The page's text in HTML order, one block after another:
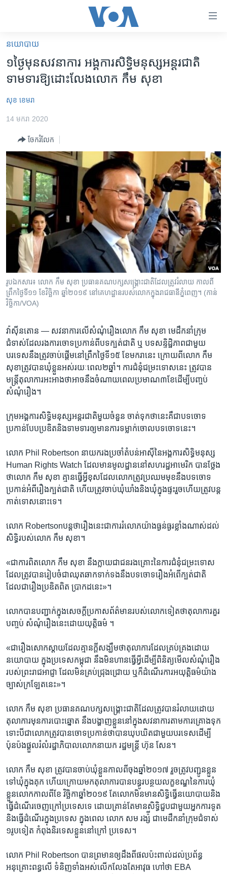
គេហទំព័រ​
ទាក់ទង
និង​
ទំព័រ​
ម្តង
រំលង​
ចូល​
ទៅ​
រចនា
ទៅ​
កាន់​
ស្វែង​
កម្ពុជា
អន្តរជាតិ
កម្ពុជាច្នៃប្រតិដ្ឋ
ព្រឹត្តិការណ៍ព័ត៌មាន
ទូរទស្សន៍ / វីដេអូ​
វិទ្យុ / ផតខាសថ៍
កម្មវិធីទាំងអស់
Khmer English
បណ្តាញ​សង្គម
នយោបាយ
១​ថ្ងៃ​មុន​សវនាការ អង្គការ​សិទ្ធិ​មនុស្ស​អន្តរជាតិ​
ទាមទារ​ឱ្យ​ដោះលែង​លោក ​កឹម សុខា
សុខ ខេមរា
14 មករា 2020
ចែករំលែក
រូបឯកសារ៖ លោក កឹម សុខា ប្រធាន​គណបក្ស​សង្គ្រោះ​ជាតិ​ដែល​ត្រូវ​រំលាយ​ កាល​ពី​
ព្រឹក​ថ្ងៃ​ទី​១១​ ខែ​វិច្ឆិកា ឆ្នាំ​២០១៩ នៅ​គេហដ្ឋាន​របស់​លោក​ក្នុង​រាជធានី​ភ្នំពេញ។ (កាន់
វិច្ឆិកា/VOA)
វ៉ាស៊ីនតោន — សវនាការ​លើ​សំណុំ​រឿង​លោក​ កឹម សុខា ​មេដឹកនាំ​ក្រុម​
ជំទាស់​ដែល​រង​ការ​ចោទប្រកាន់​ពីបទ​ក្បត់ជាតិ‍ ​ឬ​ បទ​សន្ទិដ្ឋិភាព​ជាមួយ​
បរទេស​នឹង​ត្រូវ​ចាប់​ផ្ដើម​នៅ​ព្រឹក​ថ្ងៃ​ទី​១៥ ​ខែ​មករា​នេះ​ ក្រោយ​ពី​លោក​ កឹម
សុខា​ត្រូវ​បាន​ឃុំខ្លួន​អស់​រយៈ​ពេល​២ឆ្នាំ។​ ការ​ជំនុំ​ជម្រះ​ទោស​នេះ ​ត្រូវ​បាន​
មន្ត្រី​តុលាការ​អះអាង​ថា​អាច​នឹង​ចំណាយ​ពេល​ប្រមាណ​៣ខែ​ដើម្បី​បញ្ចប់​
សំណុំ​រឿង។
ក្រុម​អង្គការ​សិទ្ធិ​មនុស្ស​អន្តរជាតិ​មួយ​ចំនួន​ ចាត់​ទុកថា​នេះ​គឺ​ជា​បទ​ចោទ​
ប្រកាន់​បែប​ប្រឌិត​និង​ទាមទារ​ឲ្យ​មាន​ការ​ទម្លាក់​ចោល​បទ​ចោទ​នេះ។
លោក ​Phil Robertson ​នាយក​រង​ប្រចាំ​តំបន់​អាស៊ី​នៃ​អង្គការ​សិទ្ធិ​មនុស្ស​
Human ​Rights ​Watch ដែល​មាន​មូលដ្ឋាន​នៅ​សហរដ្ឋ​អាមេរិក បាន​ថ្លែង​
ថា​លោក​ កឹម សុខា ​គ្មាន​ធ្វើ​អ្វី​ខុស​ដែល​លោក​ត្រូវ​ប្រឈម​មុខ​នឹង​បទ​ចោទ​
ប្រកាន់​អំ​ពី​រឿង​ក្បត់​ជាតិ​ ហើយ​ត្រូវ​ចាប់​ឃុំឃាំង​និង​ឃុំ​ក្នុង​ផ្ទះ​រួច​ហើយ​ត្រូវ​បន្ត​
កាត់​ទោស​នោះ​ទេ។ ​
លោក Robertson​បន្ត​ថា​រឿង​នេះ​ជា​ការ​រំលោភ​យ៉ាង​ធ្ងន់ធ្ងរ​ខ្លាំង​ណាស់​ដល់​
សិទ្ធិ​របស់​លោក​ កឹម សុខា។
«ជា​ការ​ពិត​លោក ​កឹម សុខា ​នឹង​ក្លាយ​ជា​ជន​រងគ្រោះ​នៃ​ការ​ជំនុំជម្រះ​ទោស​
ដែល​ត្រូវ​បាន​រៀបចំ​ជា​ឈុត​ឆាក​ទាក់​ទង​នឹង​បទ​ចោទ​រឿង​អំពើ​ក្បត់ជាតិ​
ដែល​ជា​រឿង​ប្រឌិត​ពិត ប្រាកដ​នេះ‍»។
លោក​បាន​បញ្ជាក់​ក្នុង​សេចក្ដី​ប្រកាស​ព័ត៌មាន​របស់​លោក​ទៀត​ថា​តុលាការ​គួរ​
បញ្ចប់ សំណុំ​រឿង​នេះ​ដោយ​យុត្តិធម៌ ។
«ជា​រឿង​សោកស្ដាយ​ដែល​គ្មាន​ក្ដី​សង្ឃឹម​ថា​តុលាការ​ដែល​គ្រប់គ្រង​ដោយ​
នយោបាយ ក្នុង​ប្រទេស​កម្ពុជា​ នឹង​មិន​ហាន​ធ្វើអ្វី​ដើម្បី​ពិនិត្យ​មើល​សំណុំ​រឿង​
របស់​ព្រះរាជអាជ្ញា ដែល​មិន​គ្រប់ជ្រុងជ្រោយ ​ឬ​ក៏​ដំណើរ​ការ​អយុត្តិធម៌​យ៉ាង​
ច្បាស់ក្រឡែត​នេះ»។
លោក ​កឹម សុខា​ ប្រធាន​គណបក្ស​សង្គ្រោះ​ជាតិ​ដែល​ត្រូវ​បាន​រំលាយ​ដោយ​
តុលាការ​មុន​ការ​បោះ​ឆ្នោត ​នឹង​បង្ហាញ​ខ្លួន​នៅ​ក្នុង​សវនាការ​តាម​ការ​គ្រោង​ទុក​
ទោះបីជា​លោក​ត្រូវ​បាន​ចោទ​ប្រកាន់​ថា​បាន​ឃុបឃិត​ជាមួយ​បរទេស​ដើម្បី​
ប៉ុនប៉ង​ផ្ដួល​រំលំ​រដ្ឋាភិបាល​លោក​នាយក រដ្ឋមន្ត្រី ​ហ៊ុន សែន។​
លោក កឹម សុខា ​ត្រូវ​បាន​ចាប់​ឃុំ​ខ្លួន​កាលពី​ចុង​ឆ្នាំ​២០១៧ ​រួច​ត្រូវ​បញ្ជូន​ខ្លួន​
ទៅ​ឃុំ​ក្នុង​គុក ហើយ​ក្រោយ​មក​តុលាការ​បាន​បន្ធូរបន្ថយ​លក្ខខណ្ឌ​នៃ​ការ​ឃុំ
ខ្លួន​លោក​កាល​ពី​ខែ វិច្ឆិកា​ឆ្នាំ២០១៩​ តែ​លោក​មិន​មាន​សិទ្ធិ​ធ្វើ​នយោបាយ​និង​
ធ្វើ​ដំណើរ​ចេញ​ក្រៅ​ប្រទេស​ទេ ដោយ​គ្រាន់តែ​មាន​សិទ្ធិ​ជួប​ជាមួយ​អ្នកការទូត​
និង​ធ្វើដំណើរ​ក្នុង​ប្រទេស ​ក្នុង​ពេល លោក​ សម រង្ស៉ី ​ជា​មេដឹកនាំ​ក្រុម​ជំទាស់​
១រូប​ទៀត​ កំពុង​និរទេស​ខ្លួន​នៅ​ក្រៅ ប្រទេស។
លោក ​Phil Robertson ​បាន​ព្រមាន​ឲ្យដឹង​ពី​ផល​ប៉ះពាល់​ដល់​ប្រព័ន្ធ​
អនុគ្រោះ​ពន្ធ​លើ ទំនិញ​ទាំងអស់​លើក​លែង​តែ​អាវុធ​ ហៅថា ​EBA​